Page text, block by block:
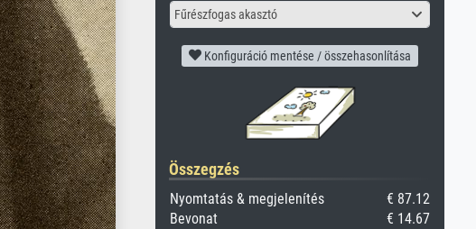
Fűrészfogas akasztó
Konfiguráció mentése / összehasonlítása
Összegzés
Nyomtatás & megjelenítés
€ 87.12
Bevonat
€ 14.67